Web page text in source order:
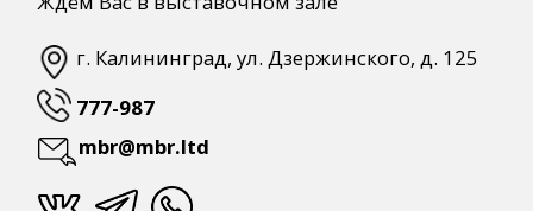
СПЕЦПРЕДЛОЖЕНИЯ
АКЦИИ
Для HoReCa
Для Retail
Автоматизация